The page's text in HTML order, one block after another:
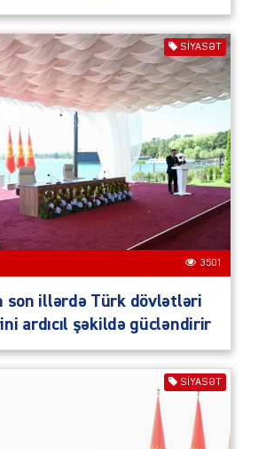
SIYASƏT
3501
son illərdə Türk dövlətləri
ardıcıl şəkildə gücləndirir
SIYASƏT